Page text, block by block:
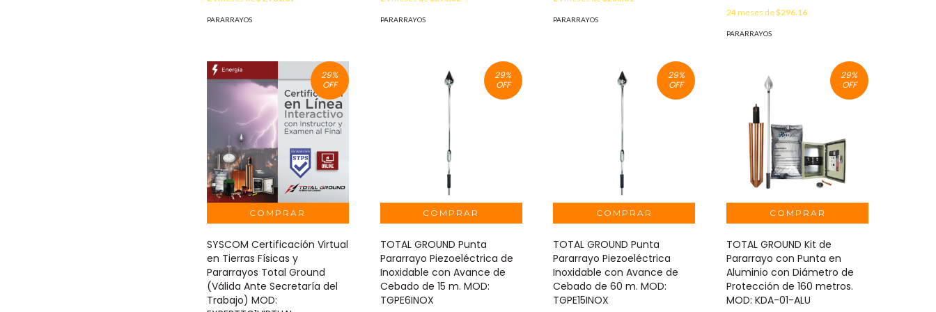
PARARRAYOS PARARRAYOS PARARRAYOS
24meses de$296.16
PARARRAYOS
29%
OFF
SYSCOM Certificación Virtual
en Tierras Físicas y
Pararrayos Total Ground
(Válida Ante Secretaría del
Trabajo) MOD:
29%
OFF
TOTAL GROUND Punta
Pararrayo Piezoeléctrica de
Inoxidable con Avance de
Cebado de 15 m. MOD:
TGPE6INOX
29%
OFF
TOTAL GROUND Punta
Pararrayo Piezoeléctrica
Inoxidable con Avance de
Cebado de 60 m. MOD:
TGPE15INOX
29%
OFF
TOTAL GROUND Kit de
Pararrayo con Punta en
Aluminio con Diámetro de
Protección de 160 metros.
MOD: KDA-01-ALU